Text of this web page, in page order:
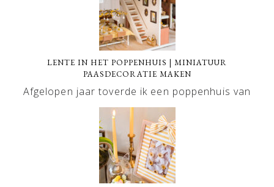
LENTE IN HET POPPENHUIS | MINIATUUR
PAASDECORATIE MAKEN
Afgelopen jaar toverde ik een poppenhuis van